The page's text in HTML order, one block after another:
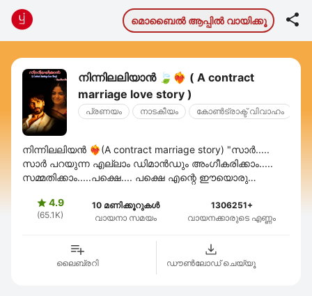
മൊബൈല്‍ ആപ്പില്‍ വായിക്കൂ 
നിന്നിലലിയാൻ 🍃❤️‍🔥 ( A contract
marriage love story )
പ്രണയം നാടകീയം കോൺട്രാക്ട് വിവാഹം
നിന്നിലലിയൻ ❤️‍🔥(A contract marriage story) "സാർ.....
സാർ പറയുന്ന എല്ലാം ഡിമാൻഡും അംഗീകരിക്കാം.....
സമ്മതിക്കാം.....പക്ഷെ.... പക്ഷെ എന്റെ ഈയൊരു
4.9
(65.1K)
10 മണിക്കൂറുകൾ
വായനാ സമയം
1306251+
വായനക്കാരുടെ എണ്ണം
ലൈബ്രറി ഡൗണ്‍ലോഡ് ചെയ്യൂ